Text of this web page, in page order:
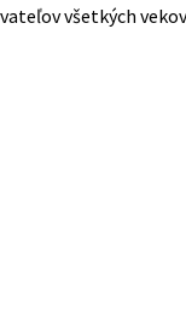
všetkých